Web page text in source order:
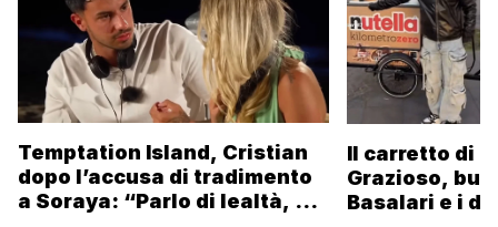
Temptation Island, Cristian
dopo l’accusa di tradimento
a Soraya: “Parlo di lealtà, ma
Il carretto di
Grazioso,
Basalari e i